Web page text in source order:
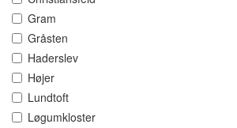
Gram
Gråsten
Haderslev
Højer
Lundtoft
Løgumkloster